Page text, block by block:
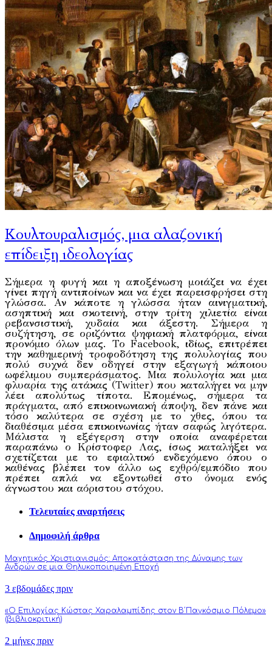
Κουλτουραλισμός, μια αλαζονική
επίδειξη ιδεολογίας
Σήμερα η φυγή και η αποξένωση μοιάζει να έχει
γίνει πηγή αντιποίνων και να έχει παρεισφρήσει στη
γλώσσα. Αν κάποτε η γλώσσα ήταν αινιγματική,
ασηπτική και σκοτεινή, στην τρίτη χιλιετία είναι
ρεβανσιστική, χυδαία και άξεστη. Σήμερα η
συζήτηση, σε οριζόντια ψηφιακή πλατφόρμα, είναι
προνόμιο όλων μας. Το Facebook, ιδίως, επιτρέπει
την καθημερινή τροφοδότηση της πολυλογίας που
πολύ συχνά δεν οδηγεί στην εξαγωγή κάποιου
ωφέλιμου συμπεράσματος. Μια πολυλογία και μια
φλυαρία της ατάκας (Twitter) που καταλήγει να μην
λέει απολύτως τίποτα. Επομένως, σήμερα τα
πράγματα, από επικοινωνιακή άποψη, δεν πάνε και
τόσο καλύτερα σε σχέση με το χθες, όπου τα
διαθέσιμα μέσα επικοινωνίας ήταν σαφώς λιγότερα.
Μάλιστα η εξέγερση στην οποία αναφέρεται
παραπάνω ο Κρίστοφερ Λας, ίσως καταλήξει να
σχετίζεται με το εφιαλτικό ενδεχόμενο όπου ο
καθένας βλέπει τον άλλο ως εχθρό/εμπόδιο που
πρέπει απλά να εξοντωθεί στο όνομα ενός
άγνωστου και αόριστου στόχου.
Τελευταίες αναρτήσεις
Δημοφιλή άρθρα
Μαχητικός Χριστιανισμός: Αποκατάσταση της Δύναμης των
Ανδρών σε μια Θηλυκοποιημένη Εποχή
3 εβδομάδες πριν
«Ο Επιλοχίας Κώστας Χαραλαμπίδης στον Β΄Παγκόσμιο Πόλεμο»
(βιβλιοκριτική)
2 μήνες πριν